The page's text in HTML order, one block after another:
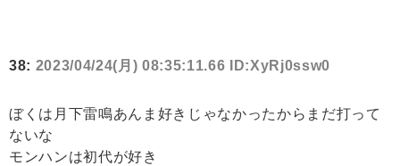
38: 2023/04/24(月) 08:35:11.66 ID:XyRj0ssw0
ぼくは月下雷鳴あんま好きじゃなかったからまだ打って
ないな
モンハンは初代が好き